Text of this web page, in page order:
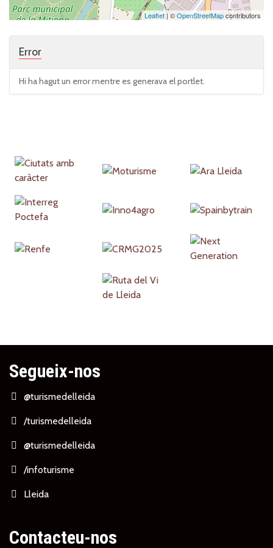
Leaflet| ©OpenStreetMapcontributors
Error
Hi ha hagut un error mentre es generava el portlet.
Partners
Segueix-nos
@turismedelleida
/turismedelleida
@turismedelleida
/infoturisme
Lleida
Contacteu-nos